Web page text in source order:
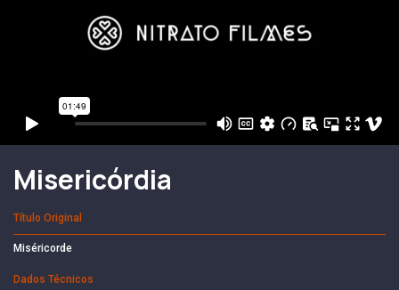
Misericórdia
Título Original
Miséricorde
Dados Técnicos